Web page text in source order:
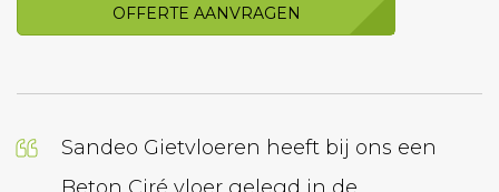
OFFERTE AANVRAGEN
Sandeo Gietvloeren heeft bij ons een